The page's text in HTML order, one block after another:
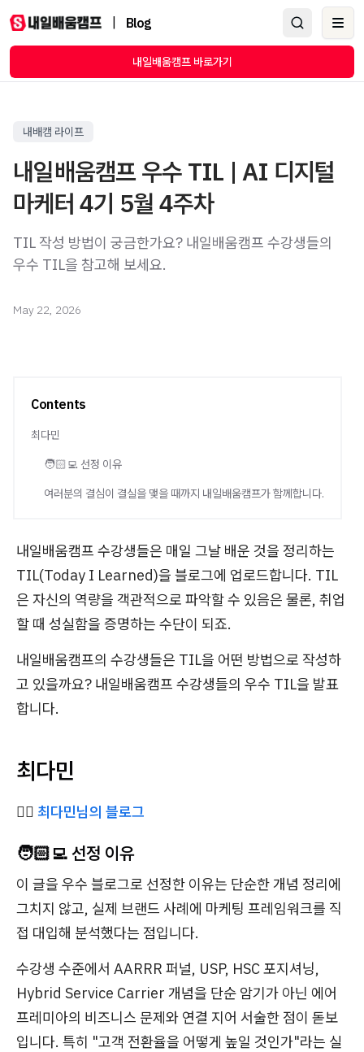
Blog
내일배움캠프 바로가기
내배캠 라이프
내일배움캠프 우수 TIL | AI 디지털
마케터 4기 5월 4주차
TIL 작성 방법이 궁금한가요? 내일배움캠프 수강생들의
우수 TIL을 참고해 보세요.
May 22, 2026
Contents
최다민
🧑🏻‍💻 선정 이유
여러분의 결심이 결실을 맺을 때까지 내일배움캠프가 함께합니다.
내일배움캠프 수강생들은 매일 그날 배운 것을 정리하는
TIL(Today I Learned)을 블로그에 업로드합니다. TIL
은 자신의 역량을 객관적으로 파악할 수 있음은 물론, 취업
할 때 성실함을 증명하는 수단이 되죠.
내일배움캠프의 수강생들은 TIL을 어떤 방법으로 작성하
고 있을까요? 내일배움캠프 수강생들의 우수 TIL을 발표
합니다.
최다민
✍🏻 최다민님의 블로그
🧑🏻‍💻 선정 이유
이 글을 우수 블로그로 선정한 이유는 단순한 개념 정리에
그치지 않고, 실제 브랜드 사례에 마케팅 프레임워크를 직
접 대입해 분석했다는 점입니다.
수강생 수준에서 AARRR 퍼널, USP, HSC 포지셔닝,
Hybrid Service Carrier 개념을 단순 암기가 아닌 에어
프레미아의 비즈니스 문제와 연결 지어 서술한 점이 돋보
입니다. 특히 "고객 전환율을 어떻게 높일 것인가"라는 실